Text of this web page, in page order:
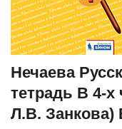
Нечаева
тетрадь В 4-
Л.В. Занкова)